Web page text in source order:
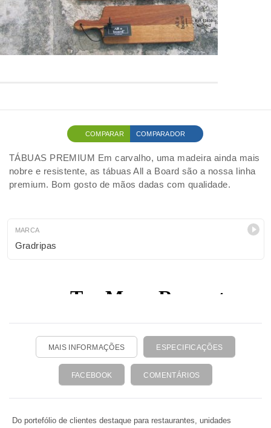
COMPARAR COMPARADOR
TÁBUAS PREMIUM Em carvalho, uma madeira ainda mais
nobre e resistente, as tábuas All a Board são a nossa linha
premium. Bom gosto de mãos dadas com qualidade.
MARCA
Gradripas
MAIS INFORMAÇÕES ESPECIFICAÇÕES
FACEBOOK COMENTÁRIOS
Do portefólio de clientes destaque para restaurantes, unidades